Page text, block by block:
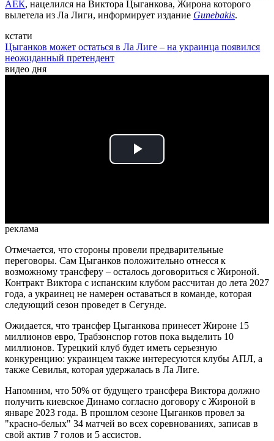
АЕК, нацелился на Виктора Цыганкова, Жирона которого
вылетела из Ла Лиги, информирует издание Gunebakis.
кстати
Цыганков может остаться в Ла Лиге – на украинца появился
неожиданный претендент
видео дня
Play
реклама
Отмечается, что стороны провели предварительные
переговоры. Сам Цыганков положительно отнесся к
возможному трансферу – осталось договориться с Жироной.
Контракт Виктора с испанским клубом рассчитан до лета 2027
года, а украинец не намерен оставаться в команде, которая
следующий сезон проведет в Сегунде.
Ожидается, что трансфер Цыганкова принесет Жироне 15
миллионов евро, Трабзонспор готов пока выделить 10
миллионов. Турецкий клуб будет иметь серьезную
конкуренцию: украинцем также интересуются клубы АПЛ, а
также Севилья, которая удержалась в Ла Лиге.
Напомним, что 50% от будущего трансфера Виктора должно
получить киевское Динамо согласно договору с Жироной в
январе 2023 года. В прошлом сезоне Цыганков провел за
"красно-белых" 34 матчей во всех соревнованиях, записав в
свой актив 7 голов и 5 ассистов.